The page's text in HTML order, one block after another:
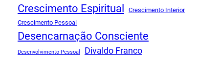
Crescimento Espiritual
Crescimento Interior
Crescimento Pessoal
Desencarnação Consciente
Desenvolvimento Pessoal Divaldo Franco